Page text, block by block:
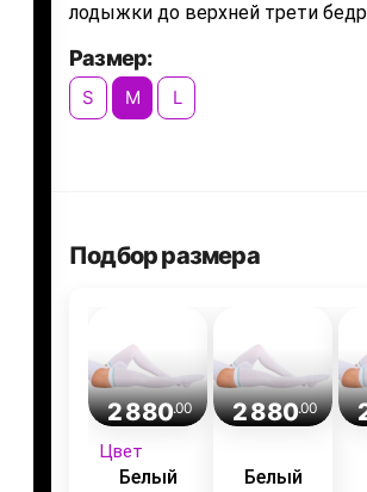
лодыжки до верхней трети
Размер:
S M L
Подбор размера
Цвет
2 880.00
Белый
2 880.00
Белый